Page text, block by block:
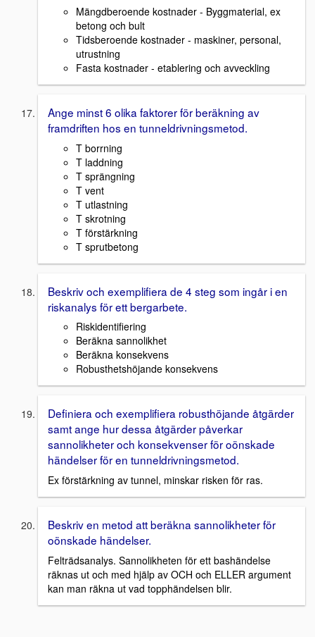
Mängdberoende kostnader - Byggmaterial, ex
betong och bult
Tidsberoende kostnader - maskiner, personal,
utrustning
Fasta kostnader - etablering och avveckling
Ange minst 6 olika faktorer för beräkning av
framdriften hos en tunneldrivningsmetod.
T borrning
T laddning
T sprängning
T vent
T utlastning
T skrotning
T förstärkning
T sprutbetong
Beskriv och exemplifiera de 4 steg som ingår i en
riskanalys för ett bergarbete.
Riskidentifiering
Beräkna sannolikhet
Beräkna konsekvens
Robusthetshöjande konsekvens
Definiera och exemplifiera robusthöjande åtgärder
samt ange hur dessa åtgärder påverkar
sannolikheter och konsekvenser för oönskade
händelser för en tunneldrivningsmetod.
Ex förstärkning av tunnel, minskar risken för ras.
Beskriv en metod att beräkna sannolikheter för
oönskade händelser.
Felträdsanalys. Sannolikheten för ett bashändelse
räknas ut och med hjälp av OCH och ELLER argument
kan man räkna ut vad topphändelsen blir.